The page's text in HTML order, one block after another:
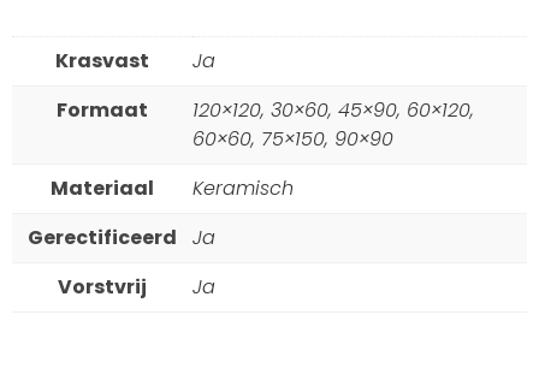
Krasvast
Ja
Formaat
120×120, 30×60, 45×90, 60×120,
60×60, 75×150, 90×90
Materiaal
Keramisch
Gerectificeerd
Ja
Vorstvrij
Ja